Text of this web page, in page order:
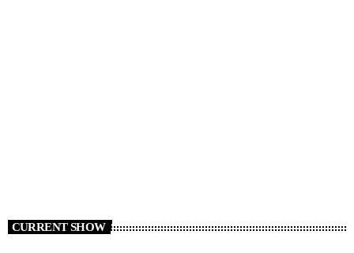
CURRENT SHOW